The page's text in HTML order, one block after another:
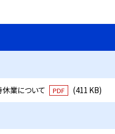
業について PDF (411 KB)